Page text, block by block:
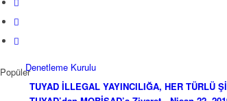
Denetleme Kurulu
Popüler
TUYAD İLLEGAL YAYINCILIĞA, HER TÜRLÜ